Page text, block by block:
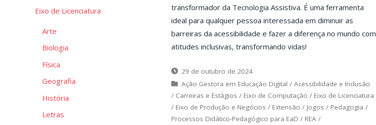
transformador da Tecnologia Assistiva. É uma ferramenta
ideal para qualquer pessoa interessada em diminuir as
barreiras da acessibilidade e fazer a diferença no mundo com
atitudes inclusivas, transformando vidas!
29 de outubro de 2024
Ação Gestora em Educação Digital /Acessibilidade e Inclusão
/ Carreiras e Estágios / Eixo de Computação / Eixo de Licenciatura
/ Eixo de Produção e Negócios / Extensão / Jogos / Pedagogia /
Processos Didático-Pedagógico para EaD / REA/
Eixo de Licenciatura
Arte
Biologia
Física
Geografia
História
Letras